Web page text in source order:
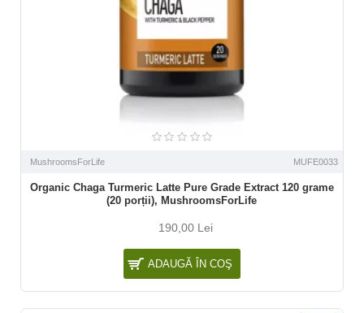
MushroomsForLife MUFE0033
Organic Chaga Turmeric Latte Pure Grade Extract 120 grame
(20 porții), MushroomsForLife
190,00 Lei
ADAUGĂ ÎN COŞ